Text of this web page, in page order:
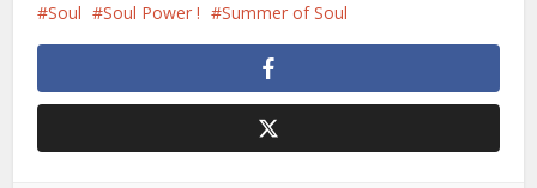
Soul
Soul Power ! Summer of Soul